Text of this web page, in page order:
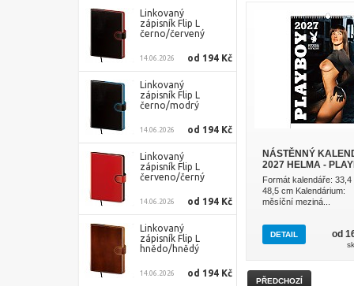
NÁSTĚNNÝ
2027 HELMA -
Formát kalendáře: 33,4
48,5 cm Kalendárium:
měsíční meziná...
od
DETAIL
PŘEDCHOZÍ
Linkovaný
zápisník Flip L
černo/červený
14.06.2026 od 194 Kč
Linkovaný
zápisník Flip L
černo/modrý
14.06.2026 od 194 Kč
Linkovaný
zápisník Flip L
červeno/černý
14.06.2026 od 194 Kč
Linkovaný
zápisník Flip L
hnědo/hnědý
14.06.2026 od 194 Kč